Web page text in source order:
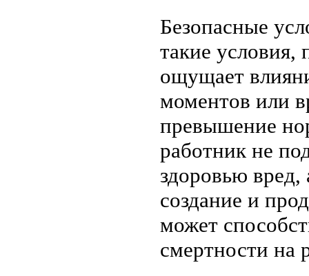
Безопасные
такие условия,
ощущает
моментов или
превышение
работник не
здоровью вред,
создание и
может
смертности на